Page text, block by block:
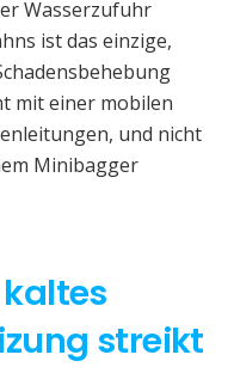
Wasserzufuhr
ist das einzige,
mit einer mobilen
und nicht
Minibagger
streikt